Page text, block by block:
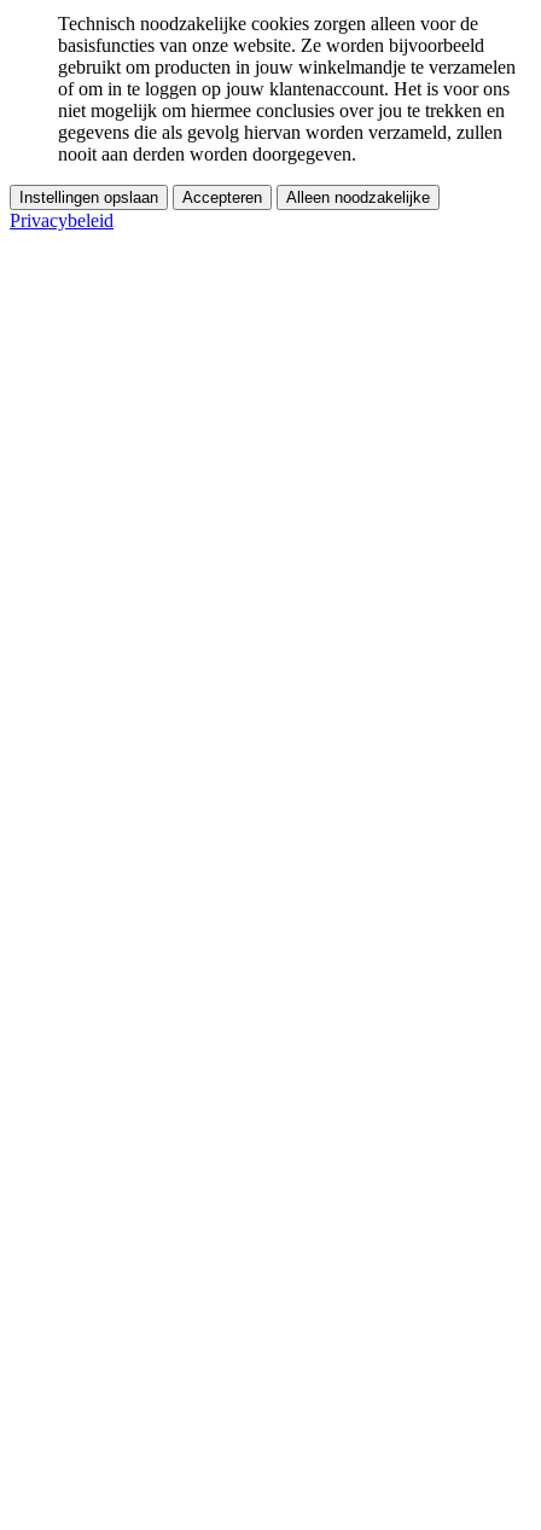
Technisch noodzakelijke cookies zorgen alleen voor de
basisfuncties van onze website. Ze worden bijvoorbeeld
gebruikt om producten in jouw winkelmandje te verzamelen
of om in te loggen op jouw klantenaccount. Het is voor ons
niet mogelijk om hiermee conclusies over jou te trekken en
gegevens die als gevolg hiervan worden verzameld, zullen
nooit aan derden worden doorgegeven.
Instellingen opslaan Accepteren Alleen noodzakelijke
Privacybeleid